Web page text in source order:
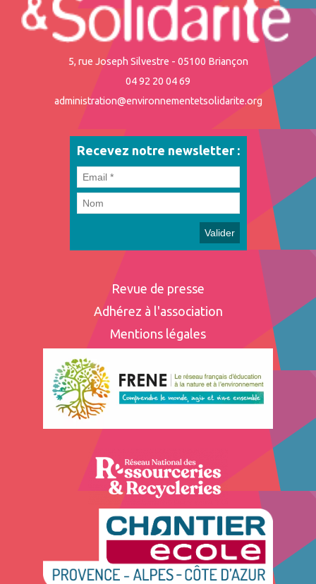
5, rue Joseph Silvestre - 05100 Briançon
04 92 20 04 69
administration@environnementetsolidarite.org
Recevez notre newsletter :
Revue de presse
Adhérez à l'association
Mentions légales